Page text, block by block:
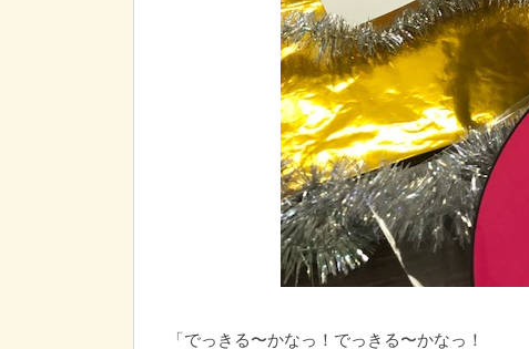
「でっきる〜かなっ！でっきる〜かなっ！